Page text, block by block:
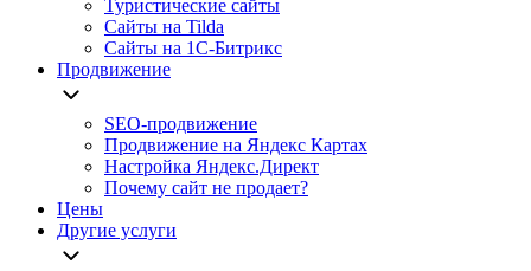
Туристические сайты
Сайты на Tilda
Сайты на 1С-Битрикс
Продвижение
SEO-продвижение
Продвижение на Яндекс Картах
Настройка Яндекс.Директ
Почему сайт не продает?
Цены
Другие услуги